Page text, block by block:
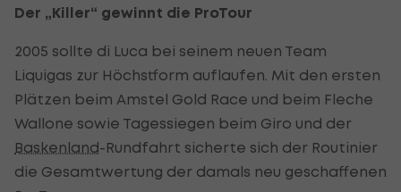
Der „Killer“ gewinnt die ProTour
2005 sollte di Luca bei seinem neuen Team
Liquigas zur Höchstform auflaufen. Mit den ersten
Plätzen beim Amstel Gold Race und beim Fleche
Wallone sowie Tagessiegen beim Giro und der
Baskenland-Rundfahrt sicherte sich der Routinier
die Gesamtwertung der damals neu geschaffenen